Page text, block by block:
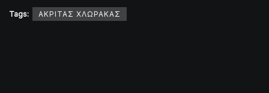
Tags: ΑΚΡΙΤΑΣ ΧΛΩΡΑΚΑΣ